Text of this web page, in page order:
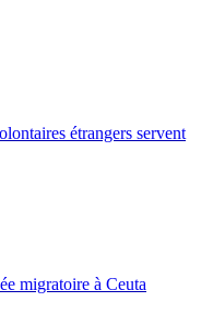
étrangers servent
migratoire à Ceuta